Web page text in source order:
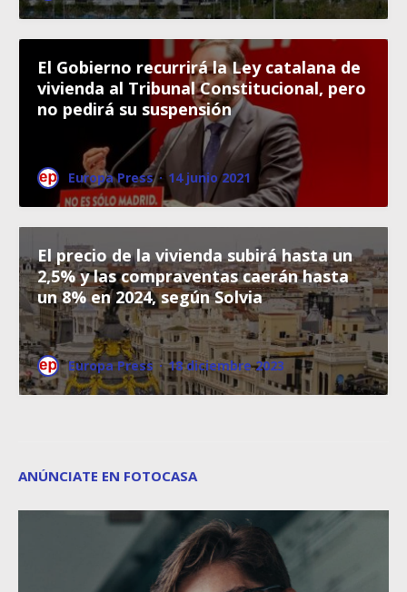
El Gobierno recurrirá la Ley catalana de
vivienda al Tribunal Constitucional, pero
no pedirá su suspensión
Europa Press · 14 junio 2021
El precio de la vivienda subirá hasta un
2,5% y las compraventas caerán hasta
un 8% en 2024, según Solvia
Europa Press · 18 diciembre 2023
ANÚNCIATE EN FOTOCASA